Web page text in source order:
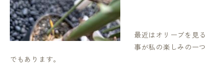
最近はオリーブを見る
事が私の楽しみの一つ
でもあります。